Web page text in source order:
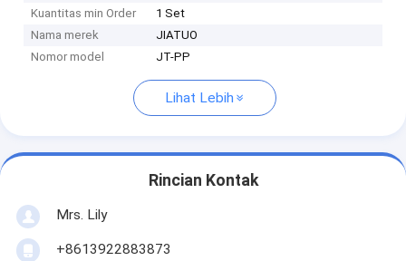
Kuantitas min Order
1 Set
Nama merek
JIATUO
Nomor model
JT-PP
Lihat Lebih
Rincian Kontak
Mrs. Lily
+8613922883873